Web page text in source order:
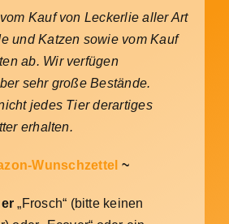
Kauf von Leckerlie aller Art
und Katzen sowie vom Kauf
ab. Wir verfügen
sehr große Bestände.
jedes Tier derartiges
erhalten.
Wunschzettel ~
„Frosch“ (bitte keinen